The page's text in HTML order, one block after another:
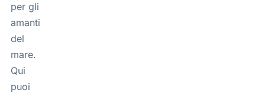
per gli
amanti
del
mare.
Qui
puoi